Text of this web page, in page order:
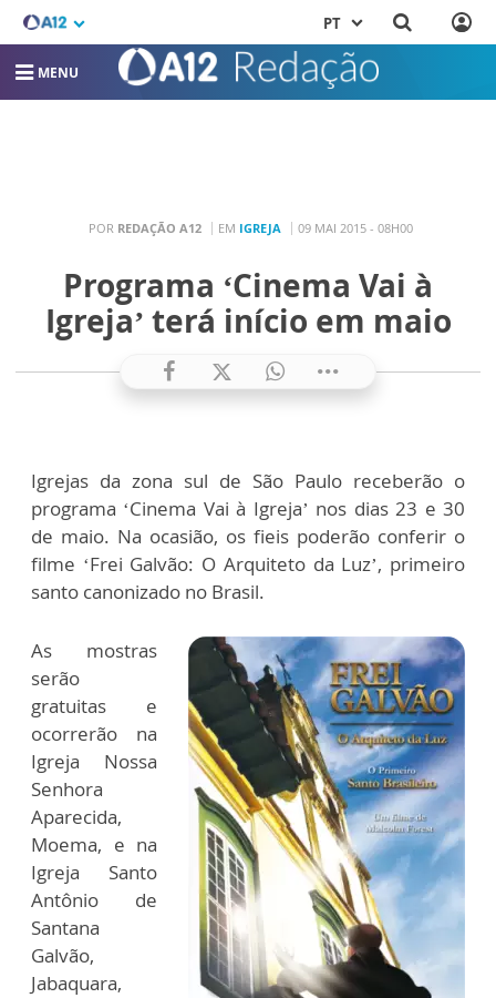
PT
MENU
POR REDAÇÃO A12 EM IGREJA 09 MAI 2015 - 08H00
Programa ‘Cinema Vai à
Igreja’ terá início em maio
Igrejas da zona sul de São Paulo receberão o
programa ‘Cinema Vai à Igreja’ nos dias 23 e 30
de maio. Na ocasião, os fieis poderão conferir o
filme ‘Frei Galvão: O Arquiteto da Luz’, primeiro
santo canonizado no Brasil.
As mostras
serão
gratuitas e
ocorrerão na
Igreja Nossa
Senhora
Aparecida,
Moema, e na
Igreja Santo
Antônio de
Santana
Galvão,
Jabaquara,